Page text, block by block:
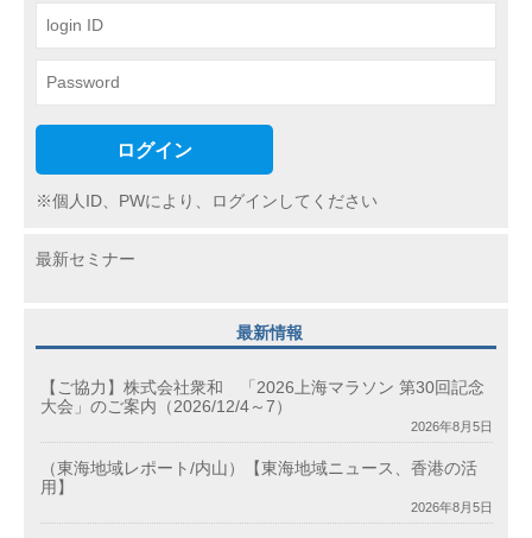
ログイン
※個人ID、PWにより、ログインしてください
最新セミナー
最新情報
【ご協力】株式会社衆和 「2026上海マラソン 第30回記念
大会」のご案内（2026/12/4～7）
2026年8月5日
（東海地域レポート/内山）【東海地域ニュース、香港の活
用】
2026年8月5日